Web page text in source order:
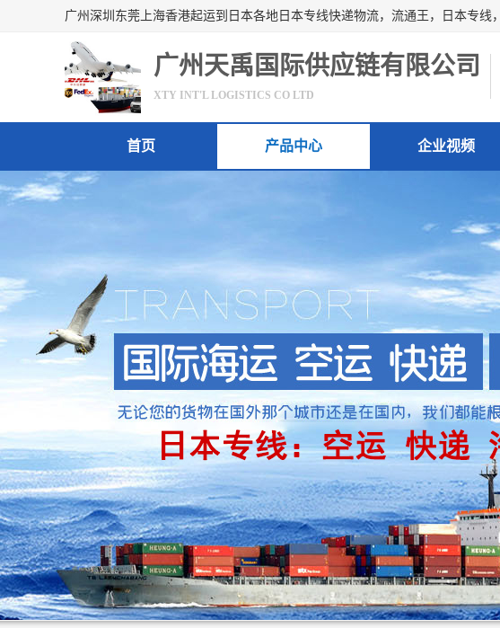
广州天禹国际供应链有限公司
XTY INT'L LOGISTICS CO LTD
首页 产品中心 企业视频